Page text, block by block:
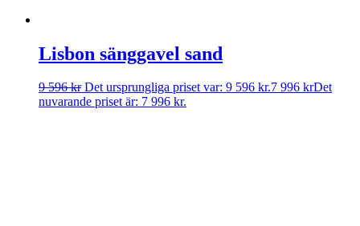
Lisbon sänggavel sand
9 596kr Det ursprungliga priset var: 9 596 kr.7 996 krDet
nuvarande priset är: 7 996 kr.